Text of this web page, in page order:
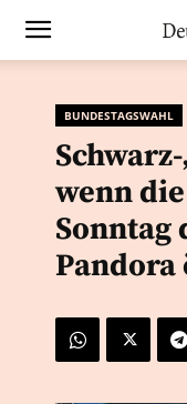
BUNDESTAGSWAHL
wenn
Sonntag
Pandora